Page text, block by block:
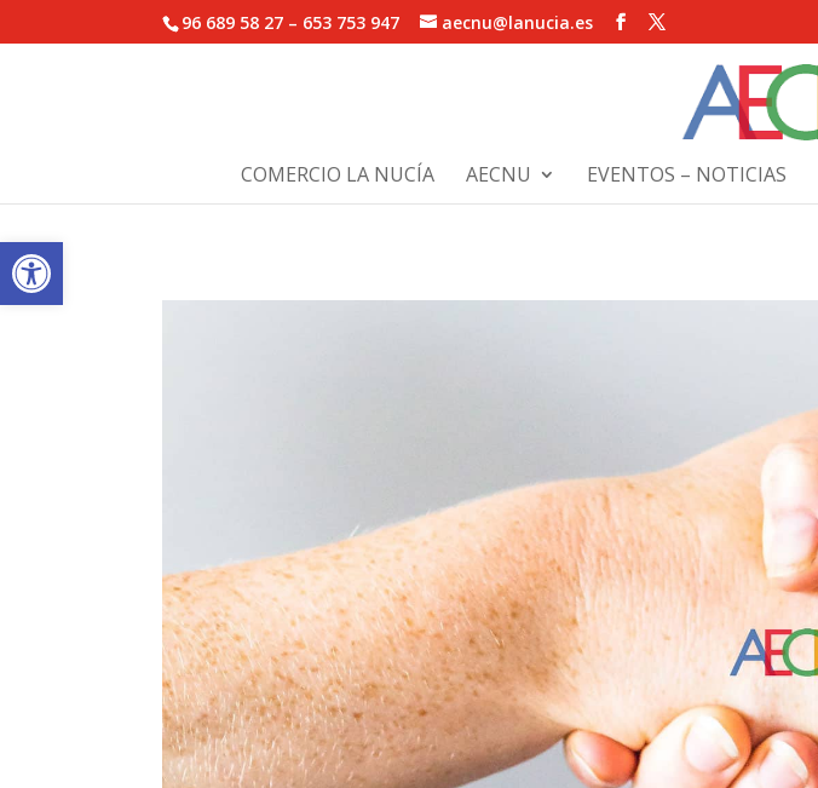
Abrir barra de herramientas
96 689 58 27 – 653 753 947 aecnu@lanucia.es
COMERCIO LA NUCÍA AECNU EVENTOS – NOTICIAS